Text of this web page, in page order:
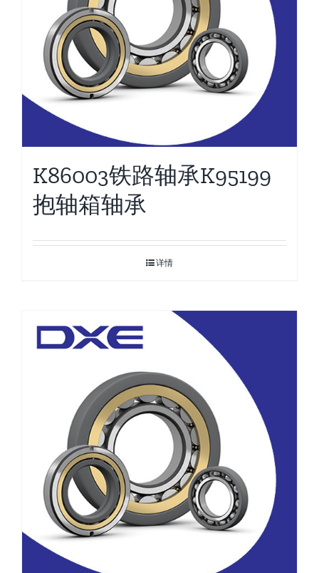
K86003铁路轴承K95199
抱轴箱轴承
详情